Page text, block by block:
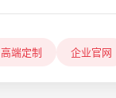
高端定制 企业官网